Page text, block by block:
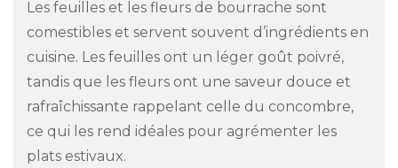
Les feuilles et les fleurs de bourrache sont
comestibles et servent souvent d’ingrédients en
cuisine. Les feuilles ont un léger goût poivré,
tandis que les fleurs ont une saveur douce et
rafraîchissante rappelant celle du concombre,
ce qui les rend idéales pour agrémenter les
plats estivaux.